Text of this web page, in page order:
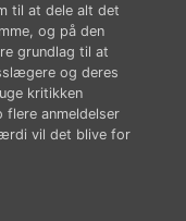
til at dele alt det
og på den
grundlag til at
og deres
kritikken
anmeldelser
vil det blive for